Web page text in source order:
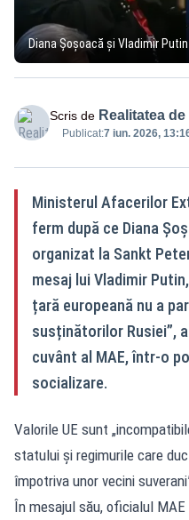
Diana Șoșoacă și Vladimir Putin
Scris de Realitatea
Publicat:7 iun. 2026,
Ministerul Afacerilor
ferm după ce Diana
organizat la Sankt
mesaj lui Vladimir
țară europeană nu a
susținătorilor Rusiei”,
cuvânt al MAE, într-o
socializare.
Valorile UE sunt
statului și regimurile care
împotriva unor vecini
În mesajul său, oficialul